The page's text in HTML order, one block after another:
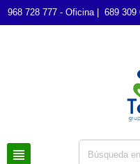
968 728 777 - Oficina | 689
